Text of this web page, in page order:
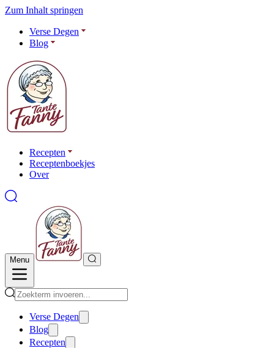
Zum Inhalt springen
Verse Degen
Blog
Recepten
Receptenboekjes
Over
Menu
Verse Degen
Blog
Recepten